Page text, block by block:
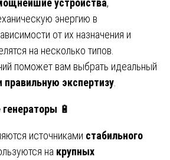
устройства,
энергию в
от их назначения и
на несколько типов.
поможет вам выбрать идеальный
правильную экспертизу
🔋
источниками стабильного
на крупных